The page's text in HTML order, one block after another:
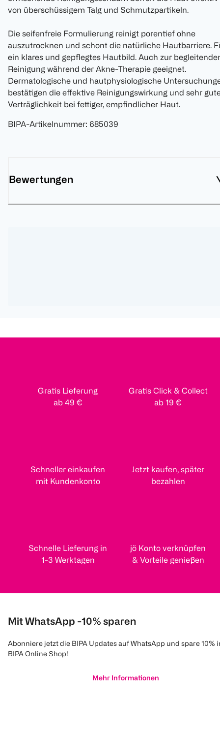
von überschüssigem Talg und Schmutzpartikeln.
Die seifenfreie Formulierung reinigt porentief ohne
auszutrocknen und schont die natürliche Hautbarriere.
ein klares und gepflegtes Hautbild. Auch zur
Reinigung während der Akne-Therapie geeignet.
Dermatologische und hautphysiologische
bestätigen die effektive Reinigungswirkung und sehr
Verträglichkeit bei fettiger, empfindlicher Haut.
BIPA-Artikelnummer: 685039
Bewertungen
Gratis Lieferung
ab 49 €
Gratis Click & Collect
ab 19 €
Schneller einkaufen
mit Kundenkonto
Jetzt kaufen, später
bezahlen
Schnelle Lieferung in
1-3 Werktagen
jö Konto verknüpfen
& Vorteile genießen
Mit WhatsApp -10% sparen
Abonniere jetzt die BIPA Updates auf WhatsApp und spare 10%
BIPA Online Shop!
Mehr Informationen